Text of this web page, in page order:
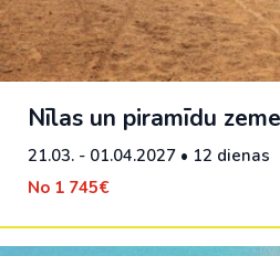
Nīlas un piramīdu
21.03. - 01.04.2027 • 12 dienas
No 1 745€